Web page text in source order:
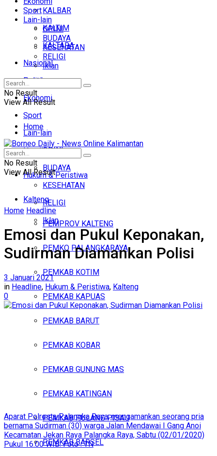
KALBAR
KALTIM
KALTARA
Nasional
Politik
Ekonomi
Sport
Lain-lain
OPINI
BUDAYA
KESEHATAN
RELIGI
Iklan
Jumat, Agustus 7, 2026
Sport
Lain-lain
OPINI
BUDAYA
KESEHATAN
RELIGI
Iklan
No Result
View All Result
Home
Headline
Hukum & Peristiwa
Kalteng
PEMPROV KALTENG
PEMKO PALANGKARAYA
PEMKAB KOTIM
PEMKAB KAPUAS
PEMKAB BARUT
PEMKAB KOBAR
PEMKAB GUNUNG MAS
PEMKAB KATINGAN
PEMKAB PULANG PISAU
PEMKAB BARSEL
No Result
View All Result
Home Headline
Emosi dan Pukul Keponakan,
Sudirman Diamankan Polisi
3 Januari 2021
in Headline, Hukum & Peristiwa, Kalteng
0
Aparat Polresta Palangka Raya, mengamankan seorang pria
bernama Sudirman (30) warga Jalan Mendawai I Gang Anoi
Kecamatan Jekan Raya Palangka Raya, Sabtu (02/01/2020)
Pukul 16.00 WIB. Foto : TN